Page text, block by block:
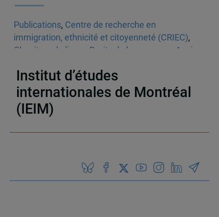
Publications, Centre de recherche en
immigration, ethnicité et citoyenneté (CRIEC),
Chapitres de livres
Droits de la personne
Ancien
Institut d’études
internationales de Montréal
(IEIM)